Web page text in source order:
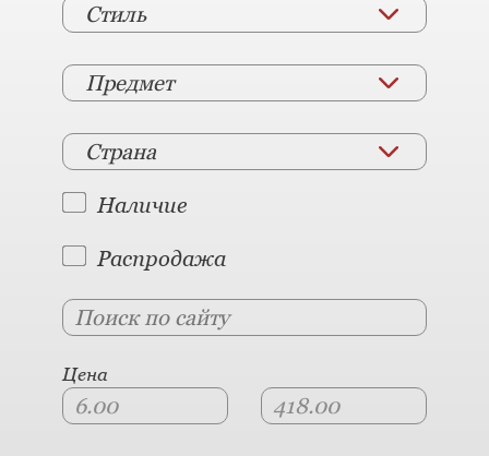
Стиль
Предмет
Страна
Наличие
Распродажа
Цена